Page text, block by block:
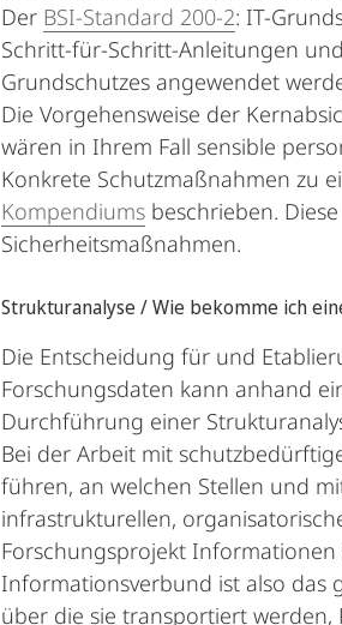
Der BSI-Standard 200-2: IT-
Schritt-für-Schritt-Anleitungen
Grundschutzes angewendet
Die Vorgehensweise der
wären in Ihrem Fall sensible
Konkrete Schutzmaßnahmen zu
Kompendiums beschrieben.
Sicherheitsmaßnahmen.
Strukturanalyse / Wie bekomme ich
Die Entscheidung für und
Forschungsdaten kann anhand
Durchführung einer
Bei der Arbeit mit
führen, an welchen Stellen und
infrastrukturellen,
Forschungsprojekt
Informationsverbund ist also das
über die sie transportiert werden,